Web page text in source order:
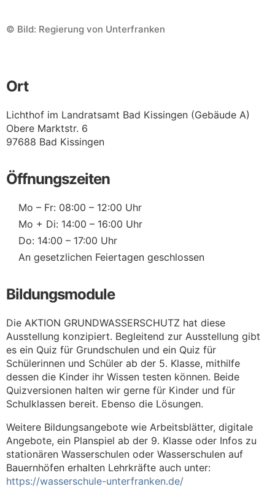
© Bild: Regierung von Unterfranken
Ort
Lichthof im Landratsamt Bad Kissingen (Gebäude A)
Obere Marktstr. 6
97688 Bad Kissingen
Öffnungszeiten
Mo – Fr: 08:00 – 12:00 Uhr
Mo + Di: 14:00 – 16:00 Uhr
Do: 14:00 – 17:00 Uhr
An gesetzlichen Feiertagen geschlossen
Bildungsmodule
Die AKTION GRUNDWASSERSCHUTZ hat diese
Ausstellung konzipiert. Begleitend zur Ausstellung gibt
es ein Quiz für Grundschulen und ein Quiz für
Schülerinnen und Schüler ab der 5. Klasse, mithilfe
dessen die Kinder ihr Wissen testen können. Beide
Quizversionen halten wir gerne für Kinder und für
Schulklassen bereit. Ebenso die Lösungen.
Weitere Bildungsangebote wie Arbeitsblätter, digitale
Angebote, ein Planspiel ab der 9. Klasse oder Infos zu
stationären Wasserschulen oder Wasserschulen auf
Bauernhöfen erhalten Lehrkräfte auch unter:
https://wasserschule-unterfranken.de/